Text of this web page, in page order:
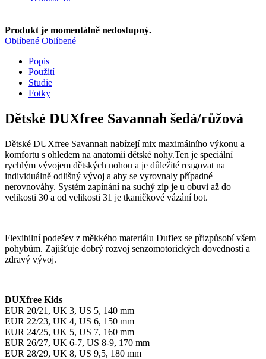
Produkt je momentálně nedostupný.
Oblíbené Oblíbené
Popis
Použití
Studie
Fotky
Dětské DUXfree Savannah šedá/růžová
Dětské DUXfree Savannah nabízejí mix maximálního výkonu a
komfortu s ohledem na anatomii dětské nohy.Ten je speciální
rychlým vývojem dětských nohou a je důležité reagovat na
individuálně odlišný vývoj a aby se vyrovnaly případné
nerovnováhy. Systém zapínání na suchý zip je u obuvi až do
velikosti 30 a od velikosti 31 je tkaničkové vázání bot.
Flexibilní podešev z měkkého materiálu Duflex se přizpůsobí všem
pohybům. Zajišťuje dobrý rozvoj senzomotorických dovedností a
zdravý vývoj.
DUXfree Kids
EUR 20/21, UK 3, US 5, 140 mm
EUR 22/23, UK 4, US 6, 150 mm
EUR 24/25, UK 5, US 7, 160 mm
EUR 26/27, UK 6-7, US 8-9, 170 mm
EUR 28/29, UK 8, US 9,5, 180 mm